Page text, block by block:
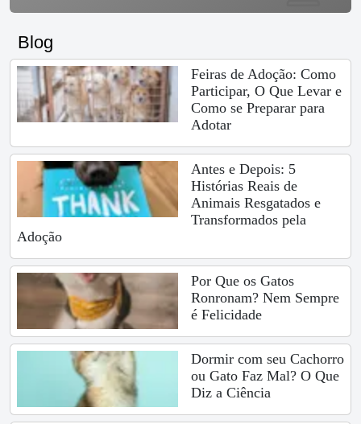
Blog
Feiras de Adoção: Como
Participar, O Que Levar e
Como se Preparar para
Adotar
Antes e Depois: 5
Histórias Reais de
Animais Resgatados e
Transformados pela
Adoção
Por Que os Gatos
Ronronam? Nem Sempre
é Felicidade
Dormir com seu Cachorro
ou Gato Faz Mal? O Que
Diz a Ciência